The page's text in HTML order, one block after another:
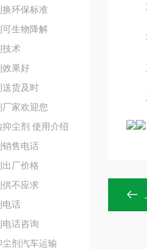
环保标准
生物降解
技术
效果好
送货及时
家欢迎您
尘剂 使用介绍
销售电话
厂价格
不应求
电话
话咨询
剂汽车运输
2
3
五
本